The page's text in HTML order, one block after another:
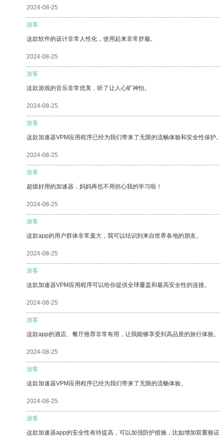
2024-08-25
游客
这款软件的设计非常人性化，使用起来非常舒服。
2024-08-25
游客
这款游戏的音乐非常优美，听了让人心旷神怡。
2024-08-25
游客
这款加速器VPM应用程序已经为我们带来了无限的流畅体验和安全性保护
2024-08-25
游客
超级好用的加速器，妈妈再也不用担心我的学习啦！
2024-08-25
游客
这款app的用户群体非常庞大，我可以结识到来自世界各地的朋友。
2024-08-25
游客
这款加速器VPM应用程序可以给你提供全球覆盖和最高安全性的连接。
2024-08-25
游客
这款app的酒店、餐厅推荐非常有用，让我能够享受到高品质的旅行体验。
2024-08-25
游客
这款加速器VPM应用程序已经为我们带来了无限的流畅体验。
2024-08-25
游客
这款加速器app的安全性有待提高，可以加强防护措施，比如增加双重验